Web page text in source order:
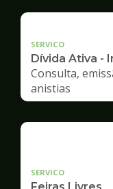
SERVICO
Dívida Ativa -
Consulta,
anistias
SERVICO